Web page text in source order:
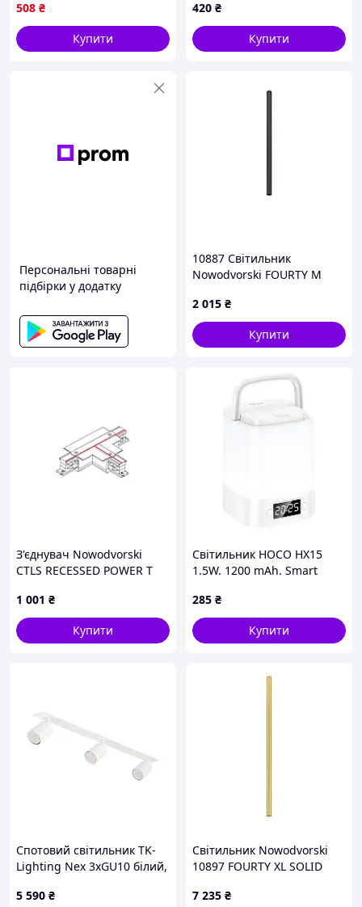
освітлення приміщень
стел DE
508 ₴
Купити
420 ₴
Купити
Персональні товарні
підбірки у додатку
10887 Світильник
Nowodvorski FOURTY M
2 015 ₴
Купити
З'єднувач Nowodvorski
CTLS RECESSED POWER T
WHITE CN (8245)
1 001 ₴
Купити
Світильник HOCO HX15
1.5W. 1200 mAh. Smart
285 ₴
Купити
Спотовий світильник TK-
Lighting Nex 3xGU10 білий,
(m00506104)
5 590 ₴
Світильник Nowodvorski
10897 FOURTY XL SOLID
7 235 ₴